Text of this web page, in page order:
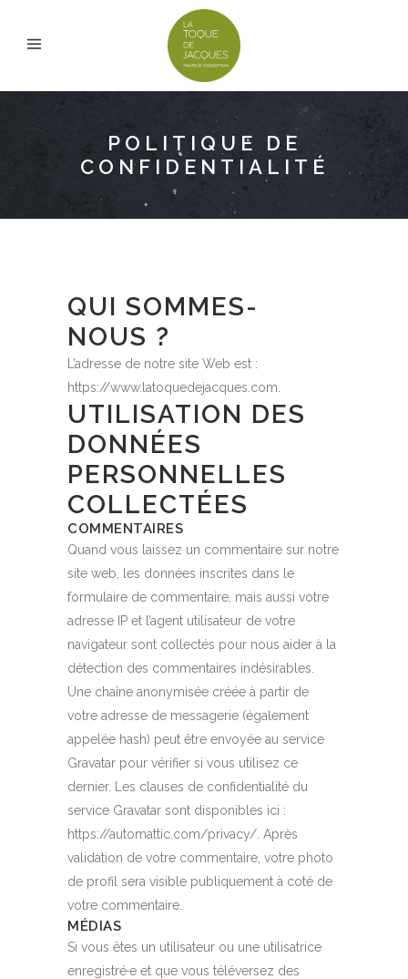
POLITIQUE DE
CONFIDENTIALITÉ
QUI SOMMES-
NOUS ?
L’adresse de notre site Web est :
https://www.latoquedejacques.com.
UTILISATION DES
DONNÉES
PERSONNELLES
COLLECTÉES
COMMENTAIRES
Quand vous laissez un commentaire sur notre
site web, les données inscrites dans le
formulaire de commentaire, mais aussi votre
adresse IP et l’agent utilisateur de votre
navigateur sont collectés pour nous aider à la
détection des commentaires indésirables.
Une chaîne anonymisée créée à partir de
votre adresse de messagerie (également
appelée hash) peut être envoyée au service
Gravatar pour vérifier si vous utilisez ce
dernier. Les clauses de confidentialité du
service Gravatar sont disponibles ici :
https://automattic.com/privacy/. Après
validation de votre commentaire, votre photo
de profil sera visible publiquement à coté de
votre commentaire.
MÉDIAS
Si vous êtes un utilisateur ou une utilisatrice
enregistré·e et que vous téléversez des